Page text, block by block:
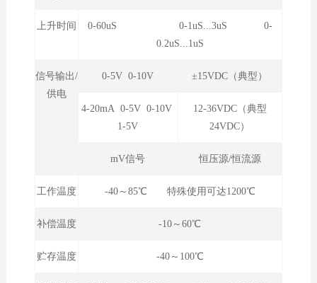
上升时间
0-60uS 0-1uS...3uS 0-
0.2uS...1uS
信号输出/
供电
0-5V 0-10V ±15VDC（典型）
4-20mA 0-5V 0-10V
1-5V
12-36VDC（典型
24VDC）
mV信号 恒压源/恒流源
工作温度 -40～85℃ 特殊使用可达1200℃
补偿温度 -10～60℃
贮存温度 -40～100℃